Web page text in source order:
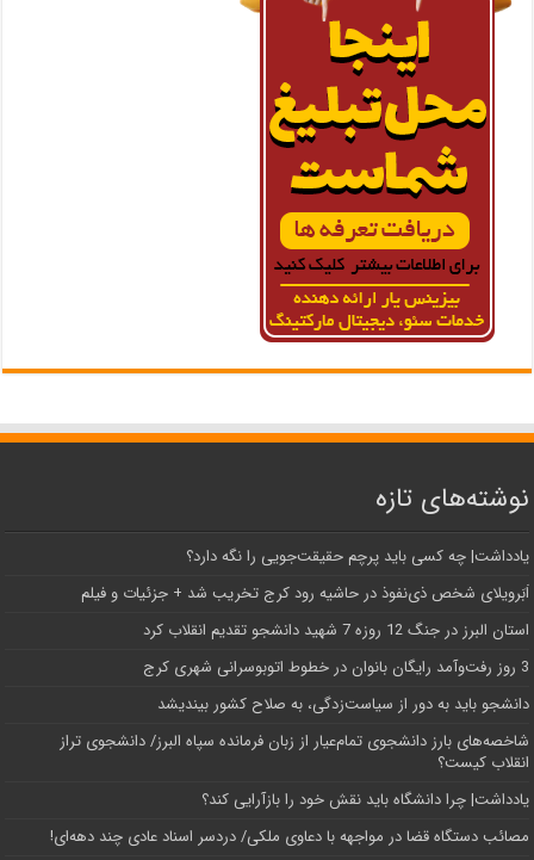
نوشته‌های تازه
یادداشت| ‌چه کسی باید پرچم حقیقت‌جویی را نگه دارد؟
اَبَر‌ویلای شخص ذی‌نفوذ در حاشیه‌ رود کرج تخریب شد + جزئیات و فیلم
استان البرز در جنگ 12 روزه 7 شهید دانشجو تقدیم انقلاب کرد
3 روز رفت‌وآمد رایگان بانوان در خطوط اتوبوسرانی شهری کرج
دانشجو باید به دور از سیاست‌زدگی، به صلاح کشور بیندیشد
شاخصه‌های بارز دانشجوی تمام‌عیار از زبان فرمانده سپاه البرز/ دانشجوی تراز
انقلاب کیست؟
یادداشت| چرا دانشگاه باید نقش خود را بازآرایی کند؟
مصائب دستگاه قضا در مواجهه با دعاوی ملکی/ دردسر اسناد عادی چند‌ دهه‌ای!